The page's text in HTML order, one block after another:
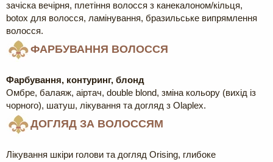
зачіска вечірня, плетіння волосся з канекалоном/кільця,
botox для волосся, ламінування, бразильське випрямлення
волосся.
ФАРБУВАННЯ ВОЛОССЯ
Фарбування, контуринг, блонд
Омбре, балаяж, аіртач, double blond, зміна кольору (вихід із
чорного), шатуш, лікування та догляд з Olaplex.
ДОГЛЯД ЗА ВОЛОССЯМ
Лікування шкіри голови та догляд Orising, глибоке